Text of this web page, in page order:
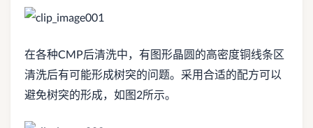
在各种CMP后清洗中，有图形晶圆的高密度铜线条区
清洗后有可能形成树突的问题。采用合适的配方可以
避免树突的形成，如图2所示。